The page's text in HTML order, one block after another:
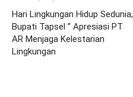
Hari Lingkungan Hidup Sedunia,
Bupati Tapsel ” Apresiasi PT
AR Menjaga Kelestarian
Lingkungan